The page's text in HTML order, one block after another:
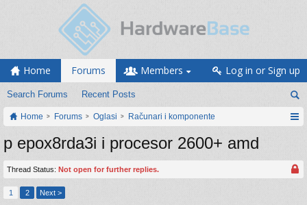
Home Forums
Search Forums Recent Posts
Members Log in or Sign up
Home Forums Oglasi Računari i komponente
p epox8rda3i i procesor 2600+ amd
Thread Status: Not open for further replies.
1 2 Next >